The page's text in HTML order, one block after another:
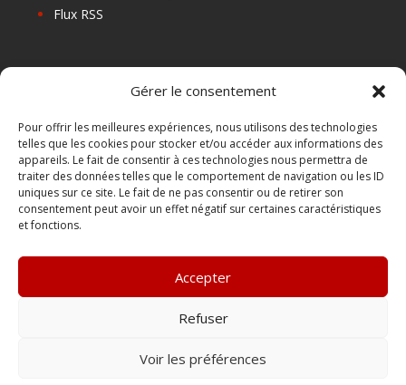
Gérer le consentement
Pour offrir les meilleures expériences, nous utilisons des technologies
telles que les cookies pour stocker et/ou accéder aux informations des
appareils. Le fait de consentir à ces technologies nous permettra de
traiter des données telles que le comportement de navigation ou les ID
uniques sur ce site. Le fait de ne pas consentir ou de retirer son
consentement peut avoir un effet négatif sur certaines caractéristiques
et fonctions.
Accepter
Refuser
Voir les préférences
Flux RSS
Les Centres de Formation
Les Points Relais
Localiser Point Relais
Mon Compte
FAQ
Contact
Conditions Générales de Vente